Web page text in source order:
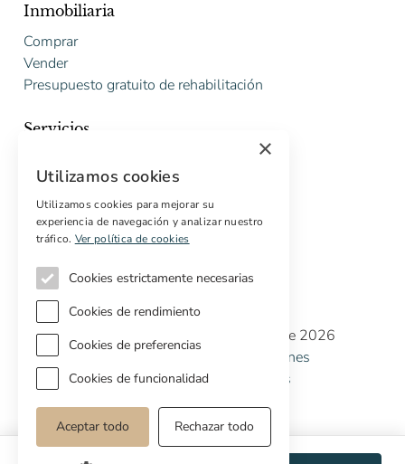
Inmobiliaria
Comprar
Vender
Presupuesto gratuito de rehabilitación
Servicios
Compradores internacionales
Propiedades off-market
Servicios para compradores
Copyright © Cottage Properties Real Estate 2026
Política de Privacidad
Terminos y Condiciones
Política de CookiesPreferencias de cookies
×
Utilizamos cookies
Utilizamos cookies para mejorar su
experiencia de navegación y analizar nuestro
tráfico. Ver política de cookies
Cookies estrictamente necesarias
Cookies de rendimiento
Cookies de preferencias
Cookies de funcionalidad
Aceptar todo Rechazar todo